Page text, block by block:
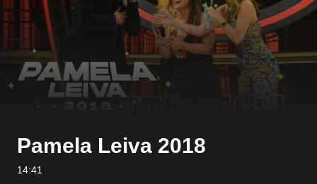
Pamela Leiva 2018
14:41